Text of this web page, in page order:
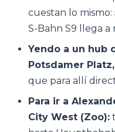
cuestan lo mismo:
S-Bahn S9 llega a
Yendo a un hub
Potsdamer
que para allí
Para ir a
City West (Zoo):